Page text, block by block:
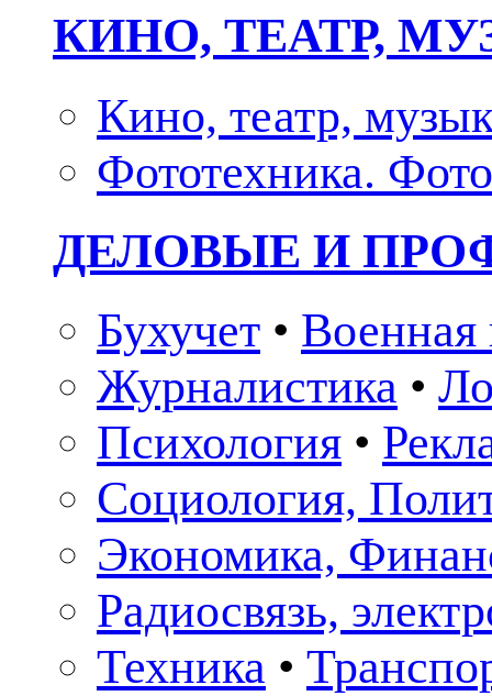
КИНО, ТЕАТР,
Кино, театр,
Фототехника.
ДЕЛОВЫЕ И
Бухучет • Военная
Журналистика •
Психология •
Социология,
Экономика,
Радиосвязь,
Техника •